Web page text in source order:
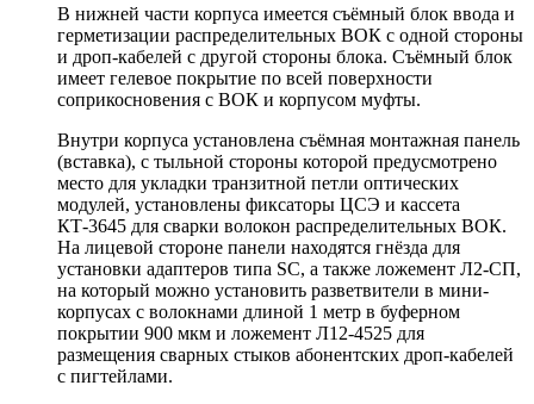
В нижней части корпуса имеется съёмный блок ввода и
герметизации распределительных ВОК с одной стороны
и дроп-кабелей с другой стороны блока. Съёмный блок
имеет гелевое покрытие по всей поверхности
соприкосновения с ВОК и корпусом муфты.
Внутри корпуса установлена съёмная монтажная панель
(вставка), с тыльной стороны которой предусмотрено
место для укладки транзитной петли оптических
модулей, установлены фиксаторы ЦСЭ и кассета
КТ-3645 для сварки волокон распределительных ВОК.
На лицевой стороне панели находятся гнёзда для
установки адаптеров типа SC, а также ложемент Л2-СП,
на который можно установить разветвители в мини-
корпусах с волокнами длиной 1 метр в буферном
покрытии 900 мкм и ложемент Л12-4525 для
размещения сварных стыков абонентских дроп-кабелей
с пигтейлами.